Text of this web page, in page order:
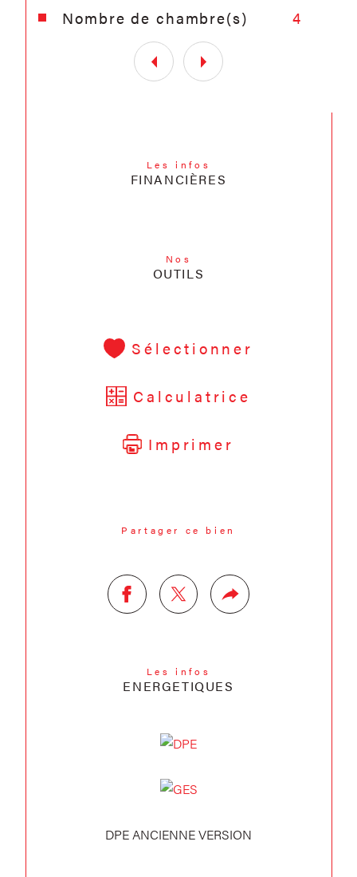
Nombre de chambre(s) 4
Les infos
FINANCIÈRES
Nos
OUTILS
Sélectionner
Calculatrice
Imprimer
Partager ce bien
Les infos
ENERGETIQUES
DPE ANCIENNE VERSION